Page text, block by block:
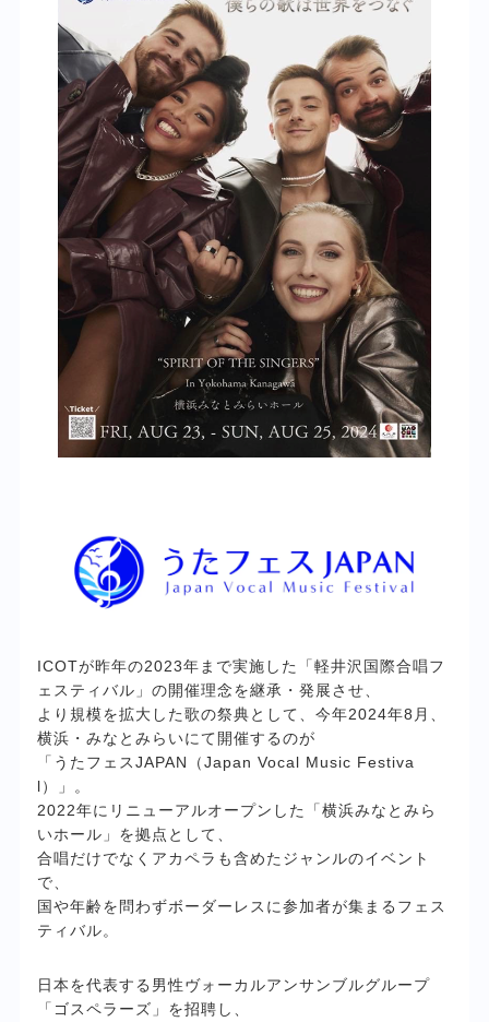
ICOTが昨年の2023年まで実施した「軽井沢国際合唱フ
ェスティバル」の開催理念を継承・発展させ、
より規模を拡大した歌の祭典として、今年2024年8月、
横浜・みなとみらいにて開催するのが
「うたフェスJAPAN（Japan Vocal Music Festiva
l）」。
2022年にリニューアルオープンした「横浜みなとみら
いホール」を拠点として、
合唱だけでなくアカペラも含めたジャンルのイベント
で、
国や年齢を問わずボーダーレスに参加者が集まるフェス
ティバル。
日本を代表する男性ヴォーカルアンサンブルグループ
「ゴスペラーズ」を招聘し、